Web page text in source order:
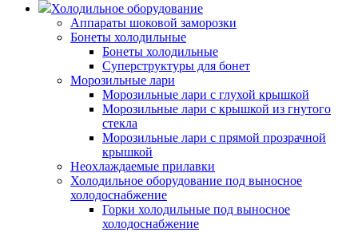
Холодильное оборудование
Аппараты шоковой заморозки
Бонеты холодильные
Бонеты холодильные
Суперструктуры для бонет
Морозильные лари
Морозильные лари с глухой крышкой
Морозильные лари с крышкой из гнутого
стекла
Морозильные лари с прямой прозрачной
крышкой
Неохлаждаемые прилавки
Холодильное оборудование под выносное
холодоснабжение
Горки холодильные под выносное
холодоснабжение